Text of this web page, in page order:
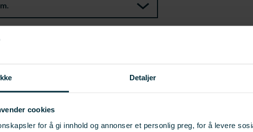
Detaljer
cookies
for å gi innhold og annonser et personlig preg, for å levere